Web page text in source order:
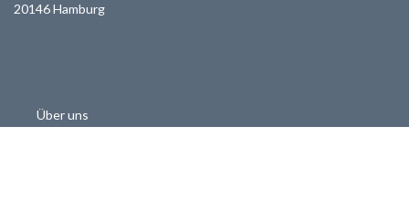
20146 Hamburg
Über uns